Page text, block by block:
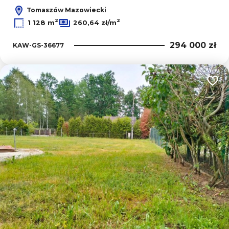
Tomaszów Mazowiecki
1 128 m2 260,64 zł/m2
KAW-GS-36677 294 000 zł